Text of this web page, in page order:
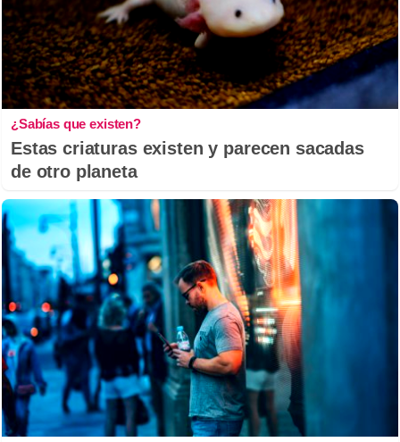
¿Sabías que existen?
Estas criaturas existen y parecen sacadas
de otro planeta